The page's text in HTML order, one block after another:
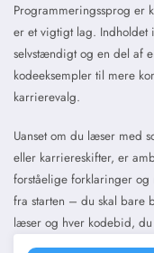
Programmeringssprog er
er et vigtigt lag.
selvstændigt og en del af
kodeeksempler til mere
karrierevalg.
Uanset om du læser med
eller karriereskifter, er
forståelige forklaringer og
fra starten – du skal bare
læser og hver kodebid,